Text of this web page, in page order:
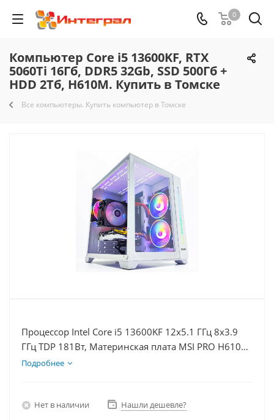
0
Компьютер Core i5 13600KF, RTX
5060Ti 16Гб, DDR5 32Gb, SSD 500Гб +
HDD 2Тб, H610M. Купить в Томске
Все компьютеры. Купить компьютер в Томске
Процессор Intel Core i5 13600KF 12x5.1 ГГц 8x3.9
ГГц TDP 181Вт, Материнская плата MSI PRO H610M-
E D5, Видеокарта RTX 5060Ti 16Гб, Память
Подробнее
Нет в наличии Нашли дешевле?